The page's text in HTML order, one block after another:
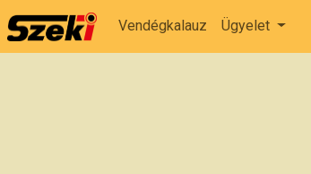
Vendégkalauz Ügyelet